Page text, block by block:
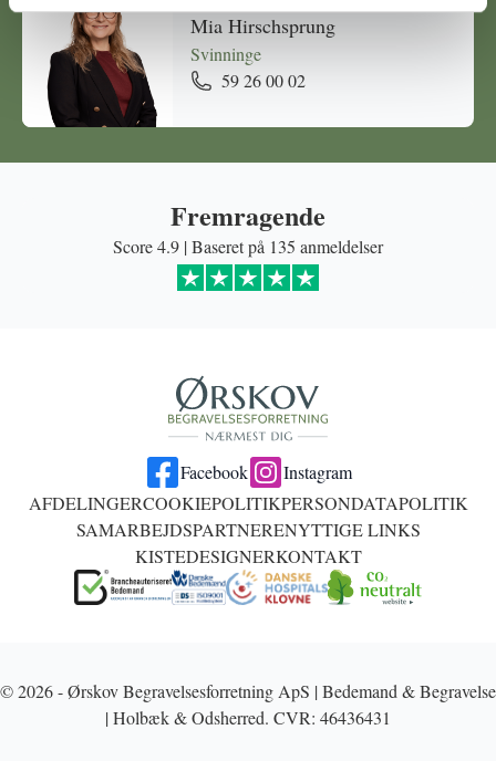
Mia Hirschsprung
Svinninge
59 26 00 02
Fremragende
Score 4.9 | Baseret på 135 anmeldelser
Facebook
Instagram
AFDELINGERCOOKIEPOLITIKPERSONDATAPOLITIK
SAMARBEJDSPARTNERENYTTIGE LINKS
KISTEDESIGNERKONTAKT
© 2026 - Ørskov Begravelsesforretning ApS | Bedemand & Begravelse
| Holbæk & Odsherred. CVR: 46436431